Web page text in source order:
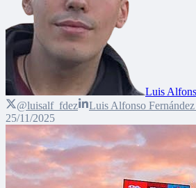
Luis
@luisalf_fdez
Luis Alfonso
25/11/2025